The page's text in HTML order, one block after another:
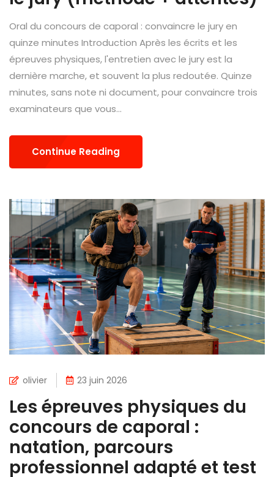
Oral du concours de caporal : convaincre le jury en
quinze minutes Introduction Après les écrits et les
épreuves physiques, l'entretien avec le jury est la
dernière marche, et souvent la plus redoutée. Quinze
minutes, sans note ni document, pour convaincre trois
examinateurs que vous...
Continue Reading
olivier 23 juin 2026
Les épreuves physiques du
concours de caporal :
natation, parcours
professionnel adapté et test